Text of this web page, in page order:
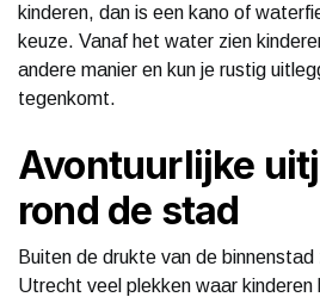
kinderen, dan is een kano of
keuze. Vanaf het water zien
andere manier en kun je rustig
tegenkomt.
Avontuurlijke
rond de stad
Buiten de drukte van de binnenstad
Utrecht veel plekken waar kinderen